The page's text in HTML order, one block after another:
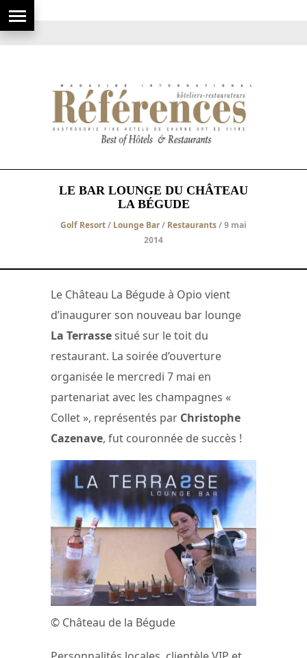
LE BAR LOUNGE DU CHÂTEAU
LA BÉGUDE
Golf Resort/ Lounge Bar/ Restaurants/ 9 mai
2014
Le Château La Bégude à Opio vient
d’inaugurer son nouveau bar lounge
La Terrassesitué sur le toit du
restaurant. La soirée d’ouverture
organisée le mercredi 7 mai en
partenariat avec les champagnes «
Collet », représentés par Christophe
Cazenave, fut couronnée de succès !
© Château de la Bégude